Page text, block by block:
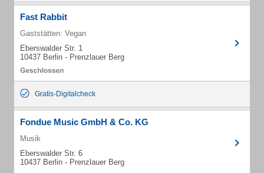
Fast Rabbit
Gaststätten: Vegan
Eberswalder Str. 1
10437 Berlin - Prenzlauer Berg
Gratis-Digitalcheck
Fondue Music GmbH & Co. KG
Musik
Eberswalder Str. 6
10437 Berlin - Prenzlauer Berg